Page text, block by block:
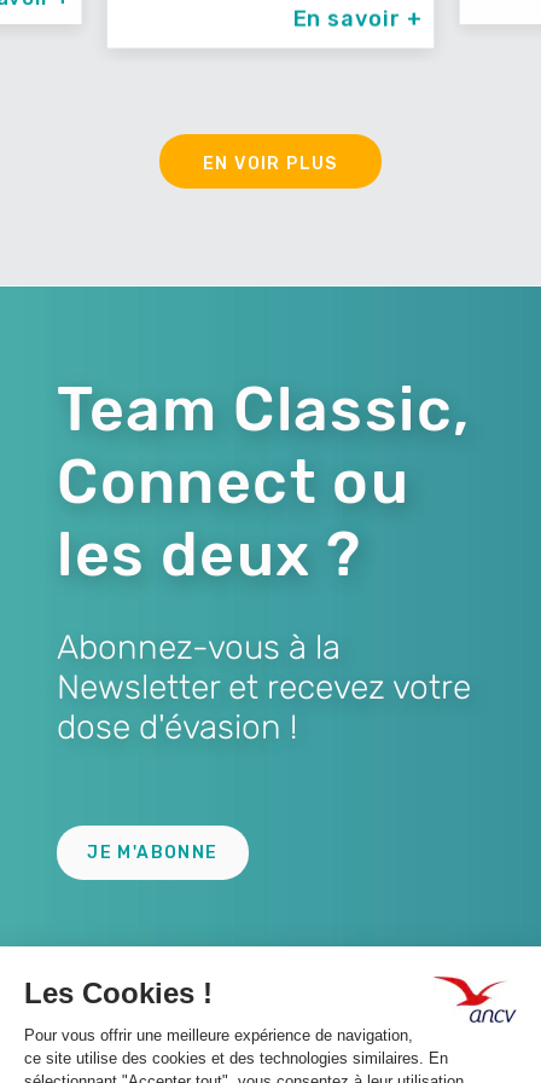
En savoir +
EN VOIR PLUS
Team Classic,
Connect ou
les deux ?
Abonnez-vous à la
Newsletter et recevez votre
dose d'évasion !
JE M'ABONNE